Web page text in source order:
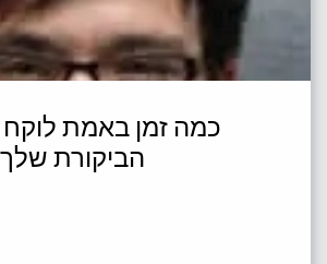
כמה זמן באמת
הביקורת